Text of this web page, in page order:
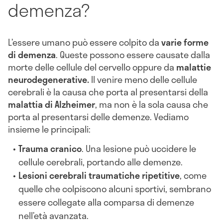
demenza?
L’essere umano può essere colpito davarie forme
di demenza. Queste possono essere causate dalla
morte delle cellule del cervello oppure da malattie
neurodegenerative.Il venire meno delle cellule
cerebrali è la causa che porta al presentarsi della
malattia di Alzheimer, ma non è la sola causa che
porta al presentarsi delle demenze. Vediamo
insieme le principali:
Trauma cranico. Una lesione può uccidere le
cellule cerebrali, portando alle demenze.
Lesioni cerebrali traumatiche ripetitive, come
quelle che colpiscono alcuni sportivi, sembrano
essere collegate alla comparsa di demenze
nell’età avanzata.